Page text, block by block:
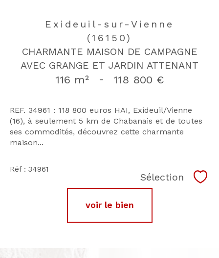
Exideuil-sur-Vienne
(16150)
CHARMANTE MAISON DE CAMPAGNE
AVEC GRANGE ET JARDIN ATTENANT
116 m² - 118 800 €
REF. 34961 : 118 800 euros HAI, Exideuil/Vienne
(16), à seulement 5 km de Chabanais et de toutes
ses commodités, découvrez cette charmante
maison...
Réf : 34961
Sélection
voir le bien